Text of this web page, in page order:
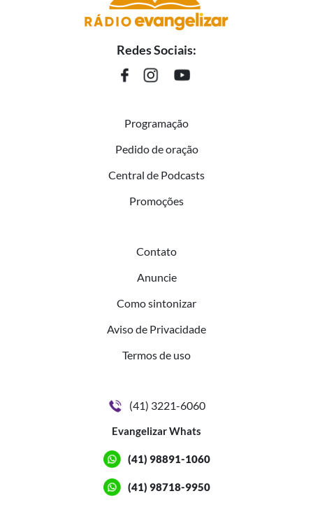
Redes Sociais:
Programação
Pedido de oração
Central de Podcasts
Promoções
Contato
Anuncie
Como sintonizar
Aviso de Privacidade
Termos de uso
(41) 3221-6060
Evangelizar Whats
(41) 98891-1060
(41) 98718-9950